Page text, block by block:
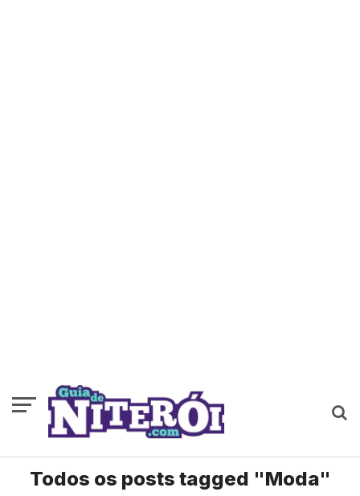
Todos os posts tagged "Moda"